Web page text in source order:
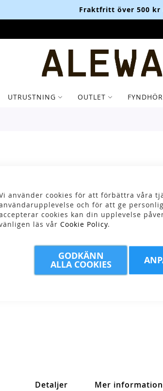
använder cookies för att förbättra våra
och för att ge
cookies kan din upplevelse
läs vår Cookie Policy.
GODKÄNN
ALLA COOKIES
Fraktfritt över 500 kr
UTRUSTNING OUTLET
Detaljer Mer information